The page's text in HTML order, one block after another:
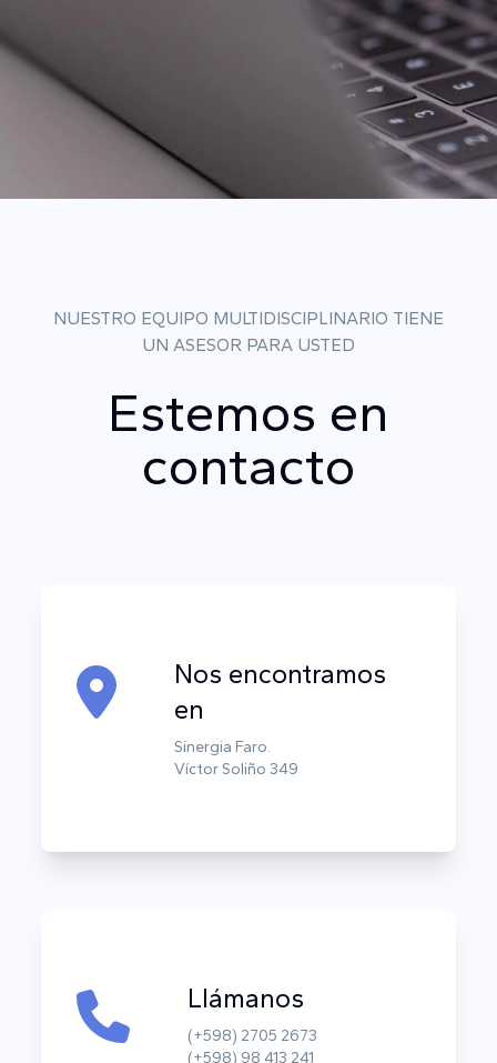
NUESTRO EQUIPO MULTIDISCIPLINARIO TIENE
UN ASESOR PARA USTED
Estemos en
contacto
Nos encontramos
en
Sinergia Faro.
Víctor Soliño 349
Llámanos
(+598) 2705 2673
(+598) 98 413 241